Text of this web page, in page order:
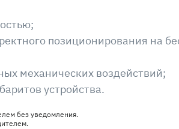
позиционирования на
механических воздействий;
устройства.
без уведомления.